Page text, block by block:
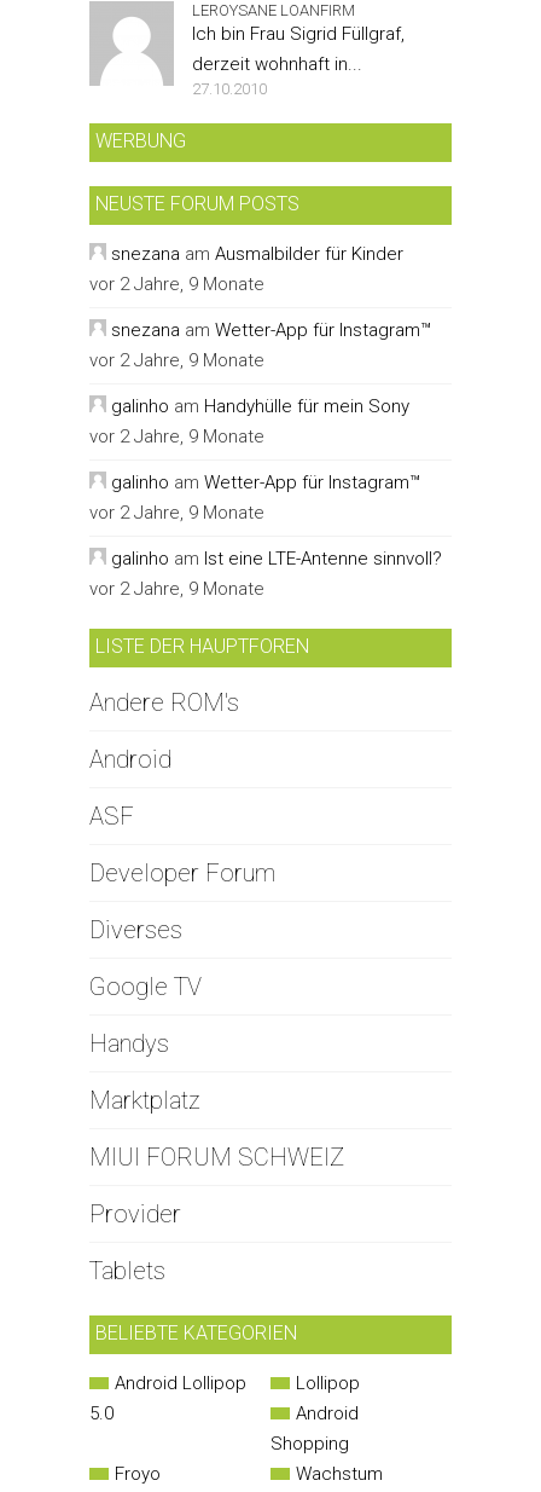
LEROYSANE LOANFIRM
Ich bin Frau Sigrid Füllgraf,
derzeit wohnhaft in...
27.10.2010
WERBUNG
NEUSTE FORUM POSTS
snezana am Ausmalbilder für Kinder
vor 2 Jahre, 9 Monate
snezana am Wetter-App für Instagram™
vor 2 Jahre, 9 Monate
galinho am Handyhülle für mein Sony
vor 2 Jahre, 9 Monate
galinho am Wetter-App für Instagram™
vor 2 Jahre, 9 Monate
galinho am Ist eine LTE-Antenne sinnvoll?
vor 2 Jahre, 9 Monate
LISTE DER HAUPTFOREN
Andere ROM's
Android
ASF
Developer Forum
Diverses
Google TV
Handys
Marktplatz
MIUI FORUM SCHWEIZ
Provider
Tablets
BELIEBTE KATEGORIEN
Android Lollipop
5.0
Lollipop
Android
Shopping
Froyo
Wachstum